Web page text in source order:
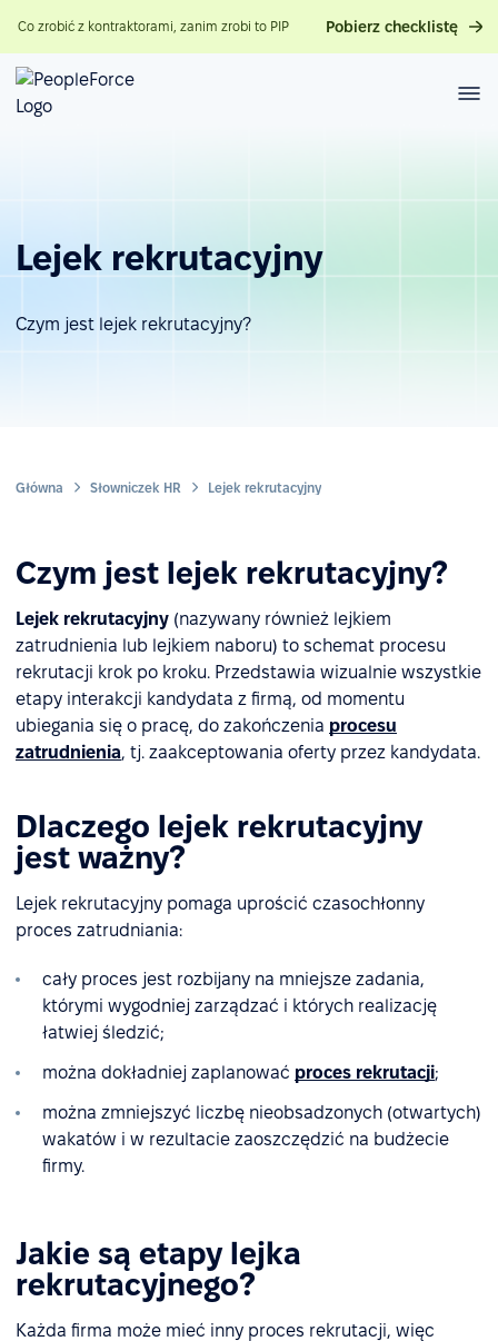
Co zrobić z kontraktorami, zanim zrobi to PIP Pobierz checklistę
Lejek rekrutacyjny
Czym jest lejek rekrutacyjny?
Główna Słowniczek HR Lejek rekrutacyjny
Czym jest lejek rekrutacyjny?
Lejek rekrutacyjny (nazywany również lejkiem
zatrudnienia lub lejkiem naboru) to schemat procesu
rekrutacji krok po kroku. Przedstawia wizualnie wszystkie
etapy interakcji kandydata z firmą, od momentu
ubiegania się o pracę, do zakończenia procesu
zatrudnienia, tj. zaakceptowania oferty przez kandydata.
Dlaczego lejek rekrutacyjny
jest ważny?
Lejek rekrutacyjny pomaga uprościć czasochłonny
proces zatrudniania:
cały proces jest rozbijany na mniejsze zadania,
którymi wygodniej zarządzać i których realizację
łatwiej śledzić;
można dokładniej zaplanować proces rekrutacji;
można zmniejszyć liczbę nieobsadzonych (otwartych)
wakatów i w rezultacie zaoszczędzić na budżecie
firmy.
Jakie są etapy lejka
rekrutacyjnego?
Każda firma może mieć inny proces rekrutacji, więc